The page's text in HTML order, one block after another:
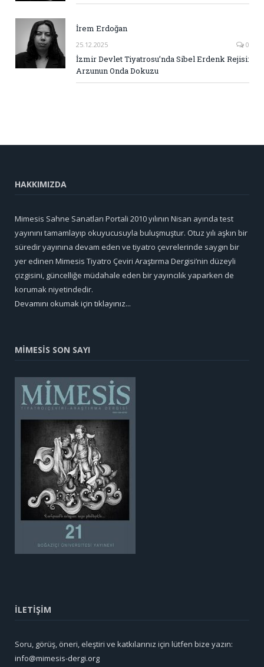
İrem Erdoğan
25.12.2025 0
İzmir Devlet Tiyatrosu’nda Sibel Erdenk Rejisi:
Arzunun Onda Dokuzu
HAKKIMIZDA
Mimesis Sahne Sanatları Portali 2010 yılının Nisan ayında test
yayınını tamamlayıp okuyucusuyla buluşmuştur. Otuz yılı aşkın bir
süredir yayınına devam eden ve tiyatro çevrelerinde saygın bir
yer edinen Mimesis Tiyatro Çeviri Araştırma Dergisi’nin düzeyli
çizgisini, güncelliğe müdahale eden bir yayıncılık yaparken de
korumak niyetindedir.
Devamını okumak için tıklayınız...
MİMESİS SON SAYI
İLETİŞİM
Soru, görüş, öneri, eleştiri ve katkılarınız için lütfen bize yazın:
info@mimesis-dergi.org